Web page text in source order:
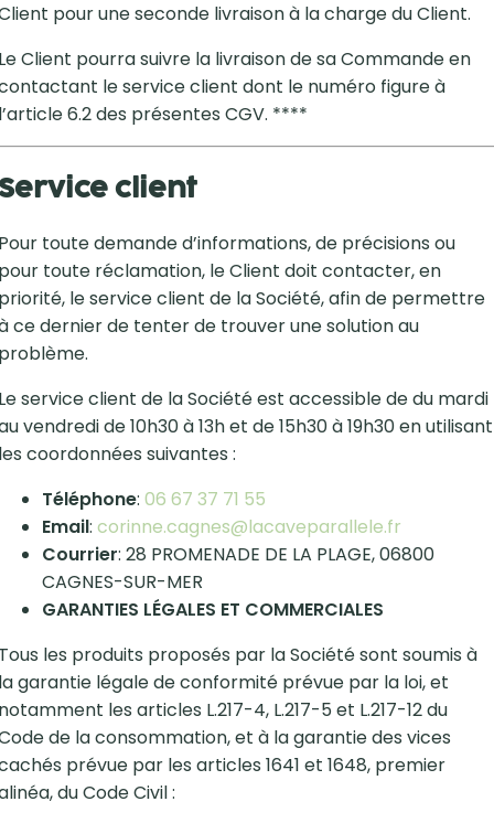
pour une seconde livraison à la charge du Client.
Client pourra suivre la livraison de sa Commande en
le service client dont le numéro figure à
6.2 des présentes CGV. ****
client
toute demande d’informations, de précisions ou
toute réclamation, le Client doit contacter, en
le service client de la Société, afin de permettre
ce dernier de tenter de trouver une solution au
service client de la Société est accessible de du mardi
vendredi de 10h30 à 13h et de 15h30 à 19h30 en utilisant
coordonnées suivantes :
Téléphone: 06 67 37 71 55
Email: corinne.cagnes@lacaveparallele.fr
Courrier: 28 PROMENADE DE LA PLAGE, 06800
CAGNES-SUR-MER
GARANTIES LÉGALES ET COMMERCIALES
les produits proposés par la Société sont soumis à
garantie légale de conformité prévue par la loi, et
les articles L.217-4, L.217-5 et L.217-12 du
de la consommation, et à la garantie des vices
prévue par les articles 1641 et 1648, premier
du Code Civil :